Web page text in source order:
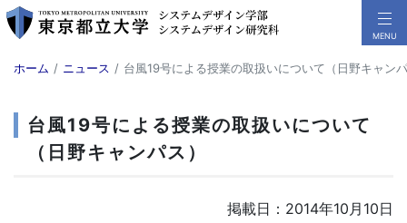
ホーム ニュース 台風19号による授業の取扱いについて（日野キャン
台風19号による授業の取扱いについて
（日野キャンパス）
掲載日：2014年10月10日